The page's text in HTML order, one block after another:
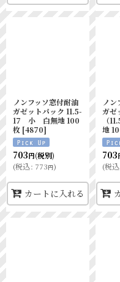
ノンフッソ窓付耐油
ガゼットパック 11.5-
17 小 白無地 100
枚 [4870]
703円(税別)
(税込: 773円)
カートに入れる
ノ
ガ
（
地
703
(税込